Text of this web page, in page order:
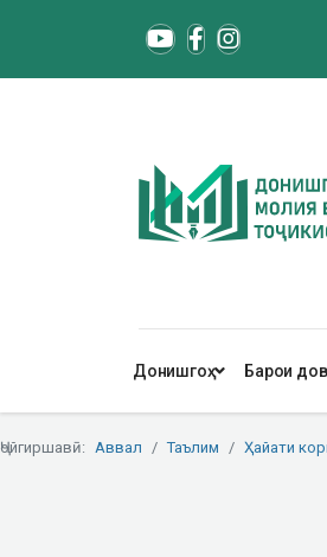
Донишгоҳ Барои
Ҷойгиршавӣ: Аввал Таълим Ҳайати